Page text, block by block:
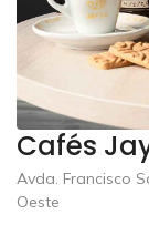
Cafés
Avda. Francisco
Oeste